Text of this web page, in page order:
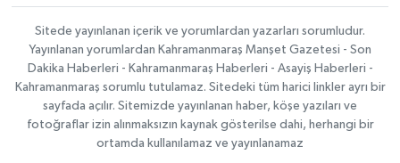
Sitede yayınlanan içerik ve yorumlardan yazarları sorumludur.
Yayınlanan yorumlardan Kahramanmaraş Manşet Gazetesi - Son
Dakika Haberleri - Kahramanmaraş Haberleri - Asayiş Haberleri -
Kahramanmaraş sorumlu tutulamaz. Sitedeki tüm harici linkler ayrı bir
sayfada açılır. Sitemizde yayınlanan haber, köşe yazıları ve
fotoğraflar izin alınmaksızın kaynak gösterilse dahi, herhangi bir
ortamda kullanılamaz ve yayınlanamaz